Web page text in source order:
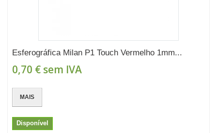
Esferográfica Milan P1 Touch Vermelho 1mm...
0,70 € sem IVA
MAIS
Disponível